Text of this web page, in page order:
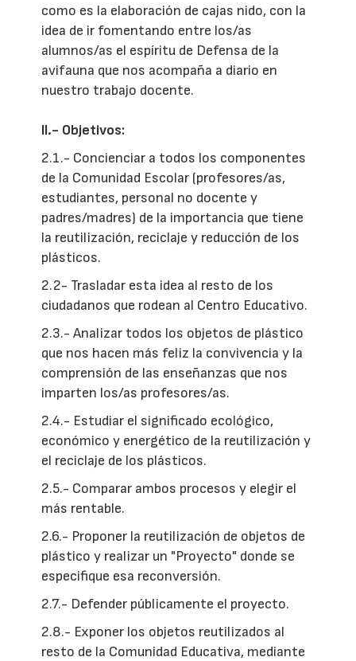
como es la elaboración de cajas nido, con la
idea de ir fomentando entre los/as
alumnos/as el espíritu de Defensa de la
avifauna que nos acompaña a diario en
nuestro trabajo docente.
II.- Objetivos:
2.1.- Concienciar a todos los componentes
de la Comunidad Escolar (profesores/as,
estudiantes, personal no docente y
padres/madres) de la importancia que tiene
la reutilización, reciclaje y reducción de los
plásticos.
2.2- Trasladar esta idea al resto de los
ciudadanos que rodean al Centro Educativo.
2.3.- Analizar todos los objetos de plástico
que nos hacen más feliz la convivencia y la
comprensión de las enseñanzas que nos
imparten los/as profesores/as.
2.4.- Estudiar el significado ecológico,
económico y energético de la reutilización y
el reciclaje de los plásticos.
2.5.- Comparar ambos procesos y elegir el
más rentable.
2.6.- Proponer la reutilización de objetos de
plástico y realizar un "Proyecto" donde se
especifique esa reconversión.
2.7.- Defender públicamente el proyecto.
2.8.- Exponer los objetos reutilizados al
resto de la Comunidad Educativa, mediante